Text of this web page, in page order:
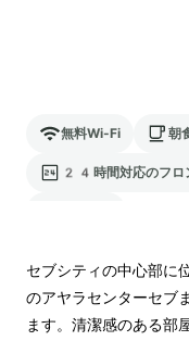
無料Wi-Fi 朝
24時間対応のフロ
セブシティの中心部
のアヤラセンターセブ
ます。清潔感のある部